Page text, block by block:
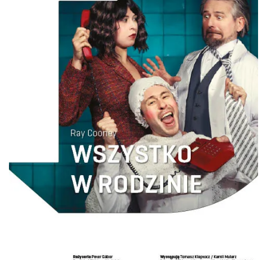
Mozaika Folkloru II – Spotkanie trzech
2026-09-12
LOVE SONGS-historie miłosne zapisane w